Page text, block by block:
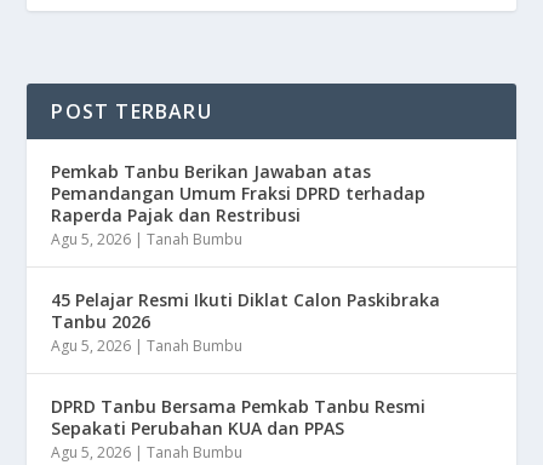
POST TERBARU
Pemkab Tanbu Berikan Jawaban atas
Pemandangan Umum Fraksi DPRD terhadap
Raperda Pajak dan Restribusi
Agu 5, 2026 |Tanah Bumbu
45 Pelajar Resmi Ikuti Diklat Calon Paskibraka
Tanbu 2026
Agu 5, 2026 |Tanah Bumbu
DPRD Tanbu Bersama Pemkab Tanbu Resmi
Sepakati Perubahan KUA dan PPAS
Agu 5, 2026 |Tanah Bumbu